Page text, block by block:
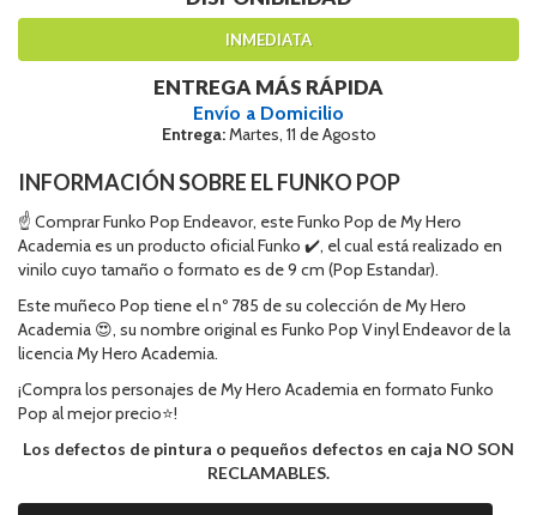
INMEDIATA
ENTREGA MÁS RÁPIDA
Envío a Domicilio
Entrega:Martes, 11 de Agosto
INFORMACIÓN SOBRE EL FUNKO POP
☝ Comprar Funko Pop Endeavor, este Funko Pop de My Hero
Academia es un producto oficial Funko ✔️, el cual está realizado en
vinilo cuyo tamaño o formato es de 9 cm (Pop Estandar).
Este muñeco Pop tiene el nº 785 de su colección de My Hero
Academia 😍, su nombre original es Funko Pop Vinyl Endeavor de la
licencia My Hero Academia.
¡Compra los personajes de My Hero Academia en formato Funko
Pop al mejor precio⭐!
Los defectos de pintura o pequeños defectos en caja NO SON
RECLAMABLES.